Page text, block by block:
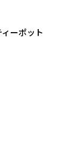
ーポット